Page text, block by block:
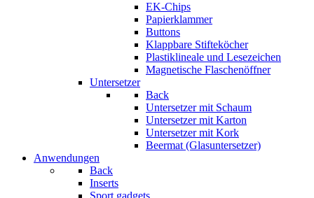
EK-Chips
Papierklammer
Buttons
Klappbare Stifteköcher
Plastiklineale und Lesezeichen
Magnetische Flaschenöffner
Untersetzer
Back
Untersetzer mit Schaum
Untersetzer mit Karton
Untersetzer mit Kork
Beermat (Glasuntersetzer)
Anwendungen
Back
Inserts
Sport gadgets